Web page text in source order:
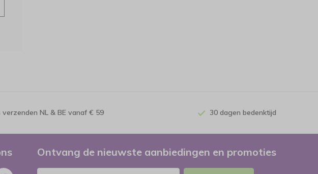
verzenden NL & BE vanaf € 59 30 dagen bedenktijd
Ontvang de nieuwste aanbiedingen en promoties